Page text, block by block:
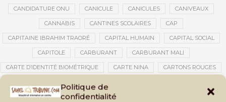
Politique de
confidentialité
CANDIDATURE ONU CANICULE CANICULES CANIVEAUX
CANNABIS CANTINES SCOLAIRES CAP
CAPITAINE IBRAHIM TRAORÉ CAPITAL HUMAIN CAPITAL SOCIAL
CAPITOLE CARBURANT CARBURANT MALI
CARTE D’IDENTITÉ BIOMÉTRIQUE CARTE NINA CARTONS ROUGES
CATASTROPHES CLIMATIQUES